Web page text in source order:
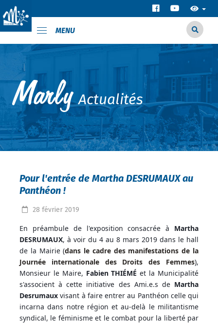
MENU
Actualités
Pour l'entrée de Martha DESRUMAUX au
Panthéon !
28 février 2019
En préambule de l'exposition consacrée à Martha
DESRUMAUX, à voir du 4 au 8 mars 2019 dans le hall
de la Mairie (dans le cadre des manifestations de la
Journée internationale des Droits des Femmes),
Monsieur le Maire, Fabien THIÉMÉ et la Municipalité
s'associent à cette initiative des Ami.e.s de Martha
Desrumaux visant à faire entrer au Panthéon celle qui
incarna dans notre région et au-delà le militantisme
syndical, le féminisme et le combat pour la liberté par